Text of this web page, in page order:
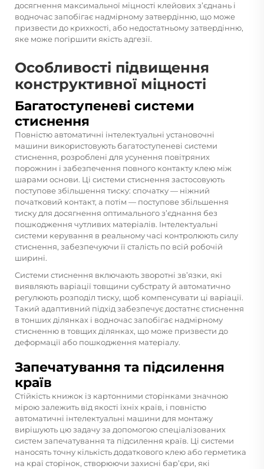
досягнення максимальної міцності клейових з’єднань і
водночас запобігає надмірному затвердінню, що може
призвести до крихкості, або недостатньому затвердінню,
яке може погіршити якість адгезії.
Особливості підвищення
конструктивної міцності
Багатоступеневі системи
стиснення
Повністю автоматичні інтелектуальні установочні
машини використовують багатоступеневі системи
стиснення, розроблені для усунення повітряних
порожнин і забезпечення повного контакту клею між
шарами основи. Ці системи стиснення застосовують
поступове збільшення тиску: спочатку — ніжний
початковий контакт, а потім — поступове збільшення
тиску для досягнення оптимального з’єднання без
пошкодження чутливих матеріалів. Інтелектуальні
системи керування в реальному часі контролюють силу
стиснення, забезпечуючи її сталість по всій робочій
ширині.
Системи стиснення включають зворотні зв’язки, які
виявляють варіації товщини субстрату й автоматично
регулюють розподіл тиску, щоб компенсувати ці варіації.
Такий адаптивний підхід забезпечує достатнє стиснення
в тонших ділянках і водночас запобігає надмірному
стисненню в товщих ділянках, що може призвести до
деформації або пошкодження матеріалу.
Запечатування та підсилення
країв
Стійкість книжок із картонними сторінками значною
мірою залежить від якості їхніх країв, і повністю
автоматичні інтелектуальні машини для монтажу
вирішують цю задачу за допомогою спеціалізованих
систем запечатування та підсилення країв. Ці системи
наносять точну кількість додаткового клею або герметика
на краї сторінок, створюючи захисні бар’єри, які